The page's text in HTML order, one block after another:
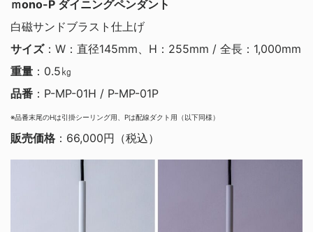
ｍono-P ダイニングペンダント
白磁サンドブラスト仕上げ
サイズ：W：直径145mm、H：255mm / 全長：1,000mm
重量 ：0.5㎏
品番 ：P-MP-01H / P-MP-01P
※品番末尾のHは引掛シーリング用、Pは配線ダクト用（以下同様）
販売価格 ：66,000円（税込）